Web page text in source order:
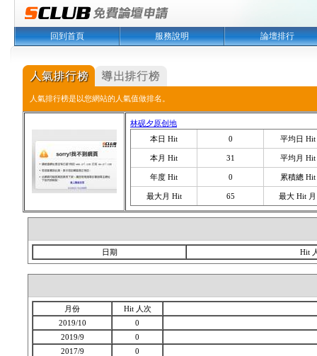
回到首頁 服務說明 論壇排行
人氣排行榜是以您網站的人氣值做排名。
林砚夕原创地
本日 Hit
0 平均日 Hit
本月 Hit 31 平均月 Hit
年度 Hit 0 累積總 Hit
最大月 Hit 65 最大 Hit 月
日期 Hit
月份
Hit 人次
2019/10
0
2019/9
0
2017/9
0